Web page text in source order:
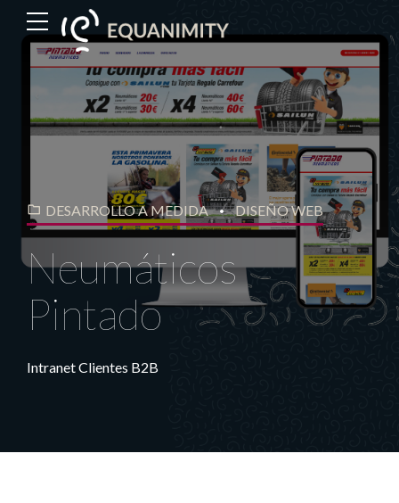
DESARROLLO A MEDIDA DISEÑO WEB
Neumáticos
Pintado
Intranet Clientes B2B